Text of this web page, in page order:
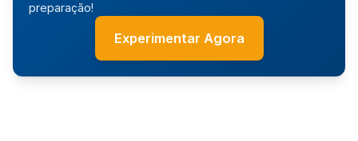
preparação!
Experimentar Agora